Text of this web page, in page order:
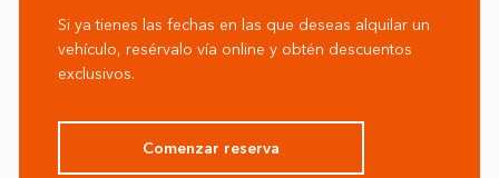
Si ya tienes las fechas en las que deseas alquilar un
vehículo, resérvalo vía online y obtén descuentos
exclusivos.
Comenzar reserva